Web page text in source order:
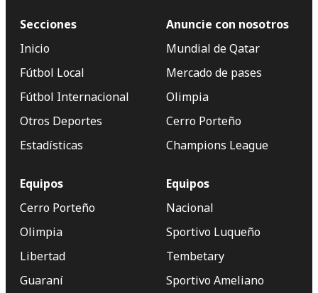
Secciones
Inicio
Fútbol Local
Fútbol Internacional
Otros Deportes
Estadísticas
Anuncie con nosotros
Mundial de Qatar
Mercado de pases
Olimpia
Cerro Porteño
Champions League
Equipos
Cerro Porteño
Olimpia
Libertad
Guaraní
Equipos
Nacional
Sportivo Luqueño
Tembetary
Sportivo Ameliano